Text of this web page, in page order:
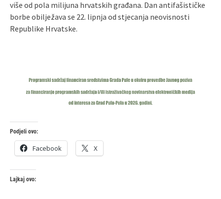
više od pola milijuna hrvatskih građana. Dan antifašističke
borbe obilježava se 22. lipnja od stjecanja neovisnosti
Republike Hrvatske.
Podjeli ovo:
Facebook X
Lajkaj ovo: